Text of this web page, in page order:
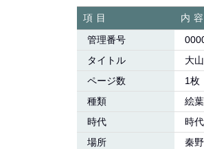
項目
内容
管理番号
タイトル
大
ページ数
1枚
種類
絵
時代
時
場所
秦